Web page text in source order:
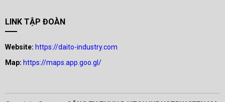
LINK TẬP ĐOÀN
Website: https://daito-industry.com
Map: https://maps.app.goo.gl/